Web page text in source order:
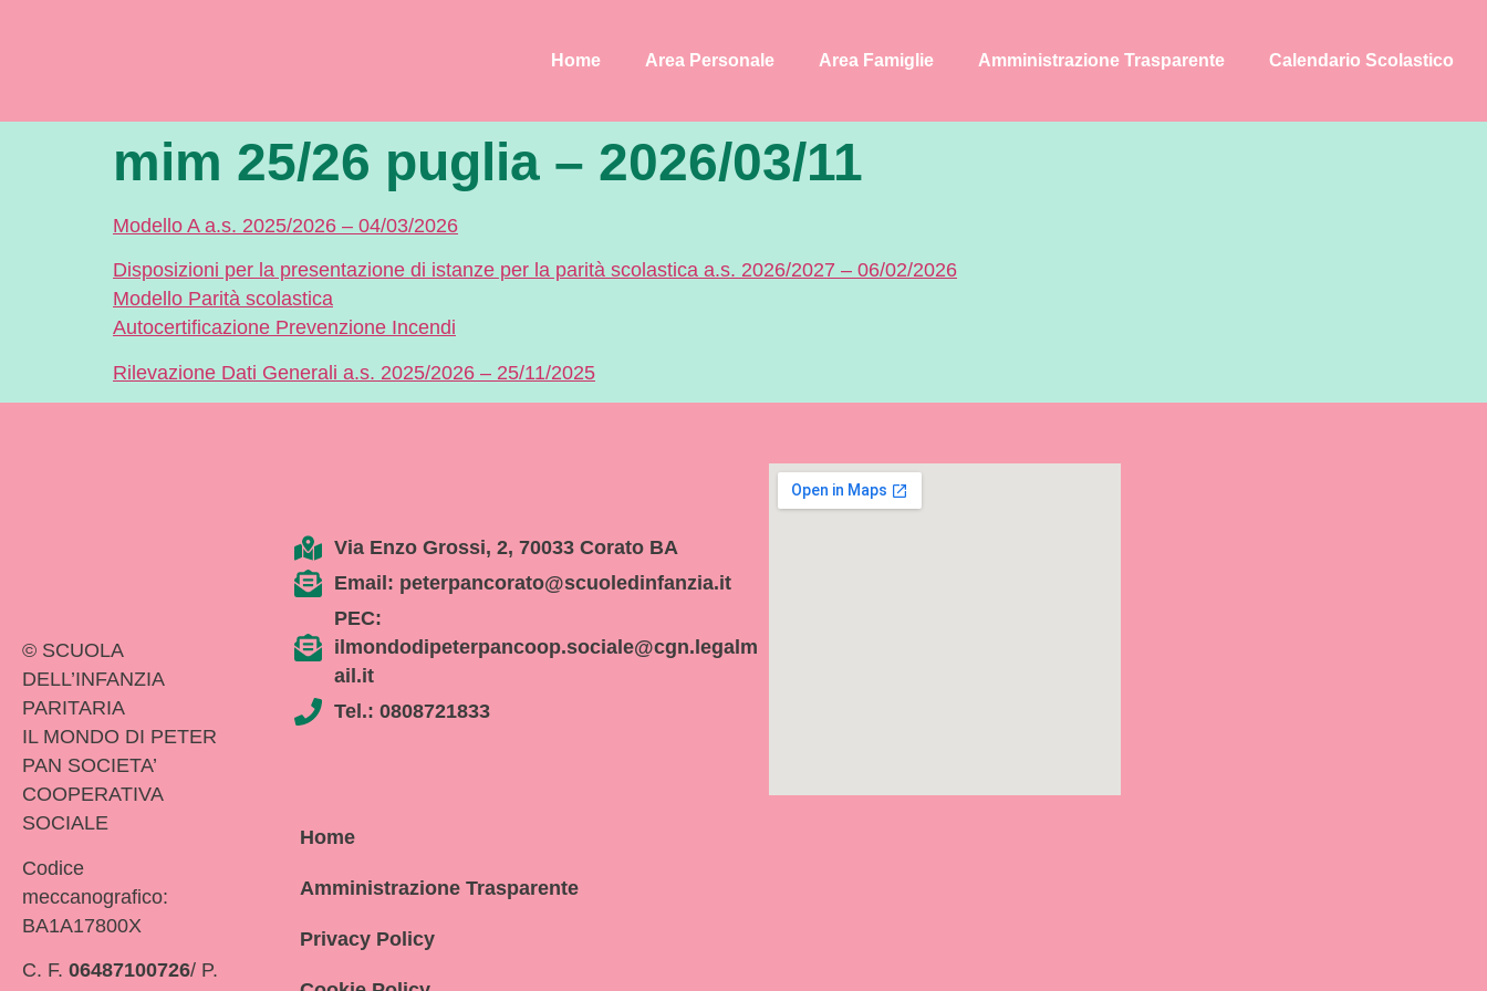
Home Area Personale Area Famiglie Amministrazione Trasparente Calendario Scolastico
mim 25/26 puglia – 2026/03/11
Modello A a.s. 2025/2026 – 04/03/2026
Disposizioni per la presentazione di istanze per la parità scolastica a.s. 2026/2027 – 06/02/2026
Modello Parità scolastica
Autocertificazione Prevenzione Incendi
Rilevazione Dati Generali a.s. 2025/2026 – 25/11/2025
© SCUOLA
DELL’INFANZIA
PARITARIA
IL MONDO DI PETER
PAN SOCIETA’
COOPERATIVA
SOCIALE
Codice
meccanografico:
BA1A17800X
C. F. 06487100726/ P.
Via Enzo Grossi, 2, 70033 Corato BA
Email: peterpancorato@scuoledinfanzia.it
PEC:
ilmondodipeterpancoop.sociale@cgn.legalm
ail.it
Tel.: 0808721833
Home
Amministrazione Trasparente
Privacy Policy